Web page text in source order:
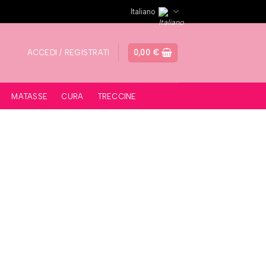
Italiano
ACCEDI / REGISTRATI 0,00 €
MATASSE CURA TRECCINE